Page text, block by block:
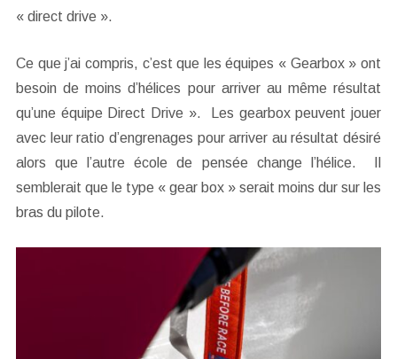
« direct drive ».
Ce que j’ai compris, c’est que les équipes « Gearbox » ont
besoin de moins d’hélices pour arriver au même résultat
qu’une équipe Direct Drive ». Les gearbox peuvent jouer
avec leur ratio d’engrenages pour arriver au résultat désiré
alors que l’autre école de pensée change l’hélice. Il
semblerait que le type « gear box » serait moins dur sur les
bras du pilote.